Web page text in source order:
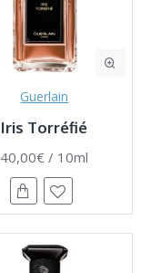
Guerlain
Iris Torréfié
40,00€ / 10ml